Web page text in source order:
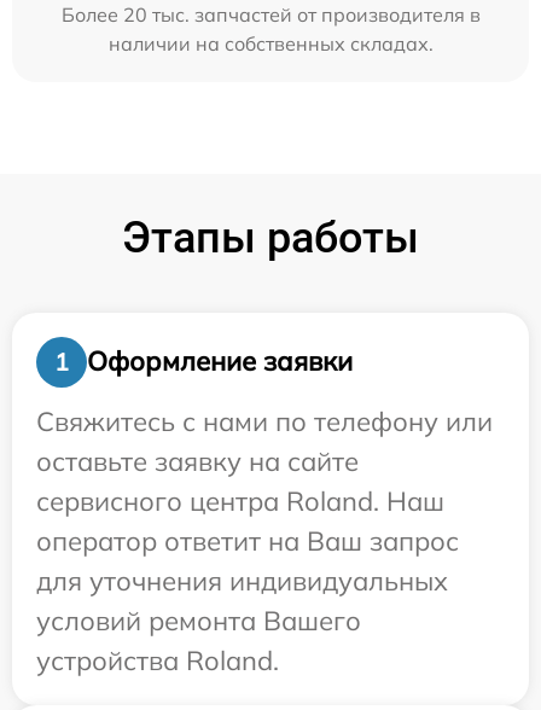
Более 20 тыс. запчастей от производителя в
наличии на собственных складах.
Этапы работы
1
Оформление заявки
Свяжитесь с нами по телефону или
оставьте заявку на сайте
сервисного центра Roland. Наш
оператор ответит на Ваш запрос
для уточнения индивидуальных
условий ремонта Вашего
устройства Roland.